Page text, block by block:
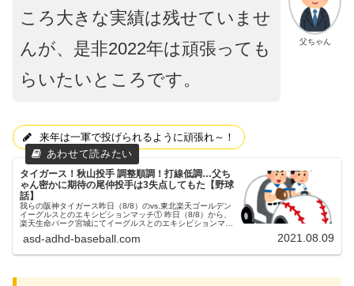
父ちゃん
ころ大きな実績は残せていませ
んが、是非2022年は頑張っても
らいたいところです。
来年は一軍で投げられるように頑張れ～！
タイガース！秋山投手 調整順調！打線低調…父ち
ゃん密かに期待の尾仲投手は3失点してもた【野球
話】
我らの阪神タイガース昨日（8/8）のvs.東北楽天ゴールデン
イーグルスとのエキシビションマッチ① 昨日（8/8）から、
楽天生命パーク宮城にてイーグルスとのエキシビションマッ
天涌井投手が先...
asd-adhd-baseball.com 2021.08.09